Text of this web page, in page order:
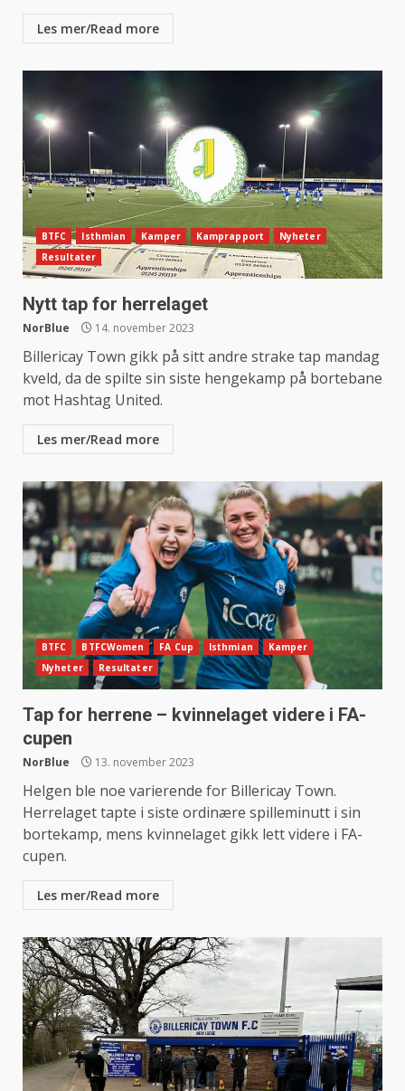
Les mer/Read more
BTFC Isthmian Kamper Kamprapport
Nyheter
Resultater
Nytt tap for herrelaget
NorBlue 14. november 2023
Billericay Town gikk på sitt andre strake tap mandag
kveld, da de spilte sin siste hengekamp på bortebane
mot Hashtag United.
Les mer/Read more
BTFC BTFCWomen FA Cup Isthmian
Kamper
Nyheter
Resultater
Tap for herrene – kvinnelaget videre i FA-
cupen
NorBlue 13. november 2023
Helgen ble noe varierende for Billericay Town.
Herrelaget tapte i siste ordinære spilleminutt i sin
bortekamp, mens kvinnelaget gikk lett videre i FA-
cupen.
Les mer/Read more